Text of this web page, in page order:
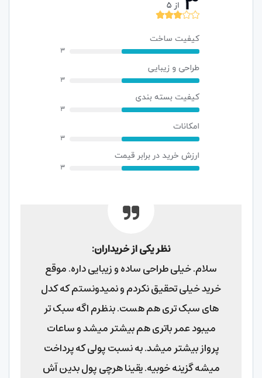
نظر یکی از خریداران:
سلام. خیلی طراحی ساده و زیبایی داره. موقع
خرید خیلی تحقیق نکردم و نمیدونستم که کدل
های سبک تری هم هست. بنظرم اگه سبک تر
میبود عمر باتری هم بیشتر میشد و ساعات
پرواز بیشتر میشد. به نسبت پولی که پرداخت
میشه گزینه خوبیه. یقینا هرچی پول بدین آش